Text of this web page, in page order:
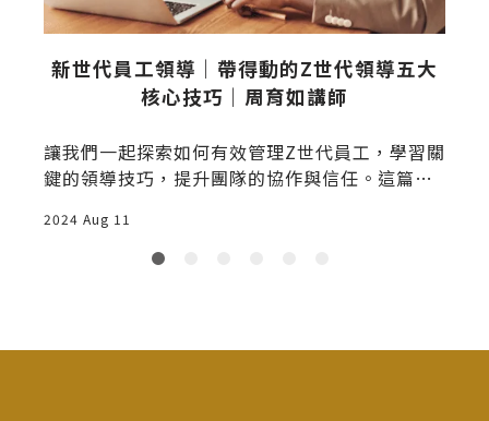
新世代員工領導｜帶得動的Z世代領導五大
核心技巧｜周育如講師
讓我們一起探索如何有效管理Z世代員工，學習關
鍵的領導技巧，提升團隊的協作與信任。這篇文
心目中的最佳主管！
2024 Aug 11